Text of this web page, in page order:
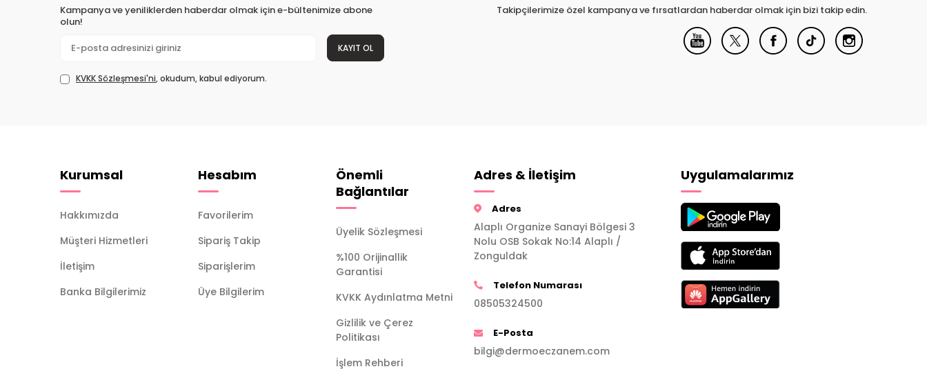
Kampanya ve yeniliklerden haberdar olmak için e-bültenimize abone
olun!
KAYIT OL
KVKK Sözleşmesi'ni, okudum, kabul ediyorum.
Takipçilerimize özel kampanya ve fırsatlardan haberdar olmak için bizi takip edin.
Kurumsal
Hakkımızda
Müşteri Hizmetleri
İletişim
Banka Bilgilerimiz
Hesabım
Favorilerim
Sipariş Takip
Siparişlerim
Üye Bilgilerim
Önemli
Bağlantılar
Üyelik Sözleşmesi
%100 Orijinallik
Garantisi
KVKK Aydınlatma Metni
Gizlilik ve Çerez
Politikası
İşlem Rehberi
Adres & İletişim
Adres
Alaplı Organize Sanayi Bölgesi 3
Nolu OSB Sokak No:14 Alaplı /
Zonguldak
Telefon Numarası
08505324500
E-Posta
bilgi@dermoeczanem.com
Uygulamalarımız